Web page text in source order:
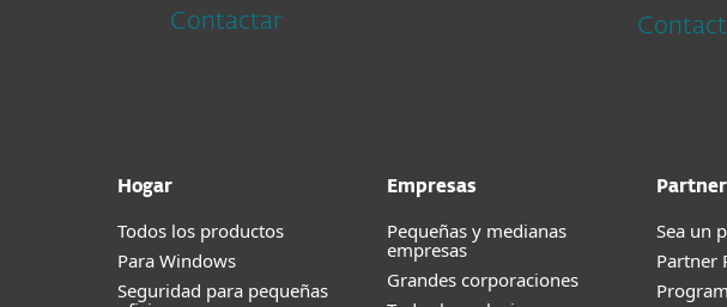
Contactar
Hogar
Todos los productos
Para Windows
Seguridad para pequeñas
Empresas
Pequeñas y medianas
empresas
Grandes corporaciones
Sea un
Partner